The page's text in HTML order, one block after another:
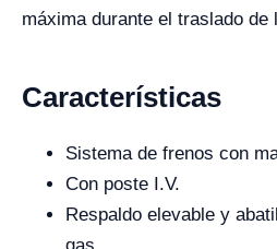
máxima durante el traslado de
Características
Sistema de frenos con
Con poste I.V.
Respaldo elevable y